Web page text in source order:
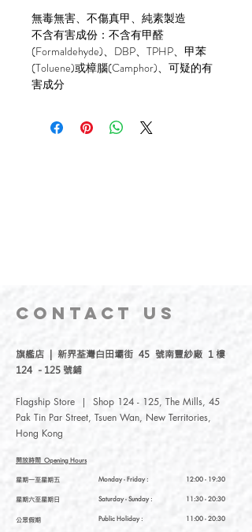
無毒無害、不傷真甲、純素製造
不含有害成份：不含有甲醛
(Formaldehyde)、DBP、TPHP、甲苯
(Toluene)或樟腦(Camphor)、可疑的有
害成分
CONTACT US
旗艦店 | 新界荃灣白田壩街 45 號南豐紗廠 1 樓
124 - 125 號鋪
Flagship Store | Shop 124 - 125, The Mills, 45
Pak Tin Par Street, Tsuen Wan, New Territories,
Hong Kong
開放時間 Opening Hours
星期一至星期五
星期六至星期日
公眾假期
12:00 - 19:30
11:30 - 20:30
11:00 - 20:30
Monday - Friday :
Saturday- Sunday :
Public Holiday :